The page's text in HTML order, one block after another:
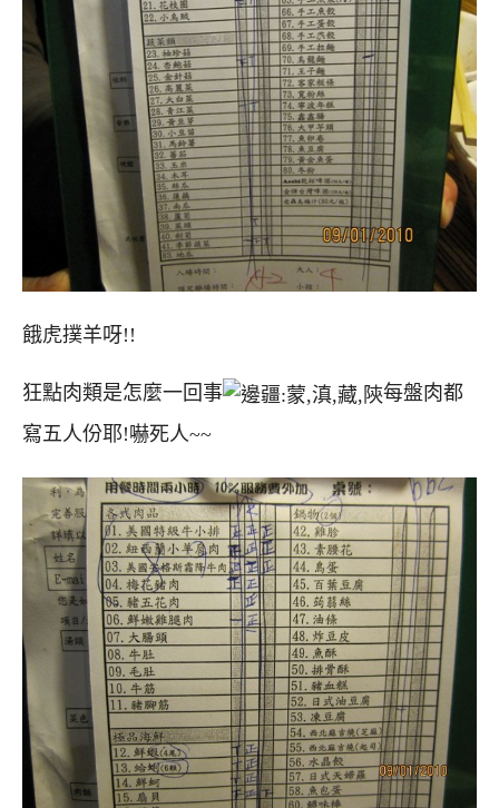
餓虎撲羊呀!!
狂點肉類是怎麼一回事
每盤肉都
寫五人份耶!嚇死人~~